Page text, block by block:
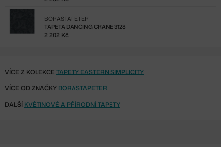
TAPETA DANCING CRANE 3128
BORASTAPETER
2 202 Kč
VÍCE Z KOLEKCE TAPETY EASTERN SIMPLICITY
VÍCE OD ZNAČKY BORASTAPETER
DALŠÍ KVĚTINOVÉ A PŘÍRODNÍ TAPETY